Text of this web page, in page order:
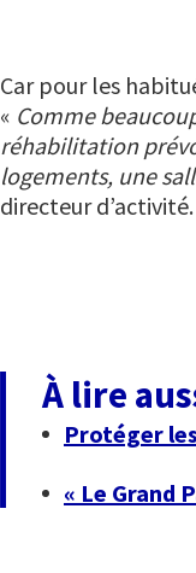
Car pour les
« Comme
réhabilitation
logements, une
directeur d’activité.
À lire
Protéger
« Le Grand